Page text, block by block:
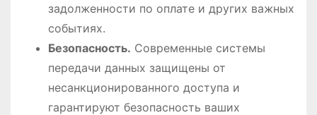
задолженности по оплате и других важных
событиях.
Безопасность. Современные системы
передачи данных защищены от
несанкционированного доступа и
гарантируют безопасность ваших